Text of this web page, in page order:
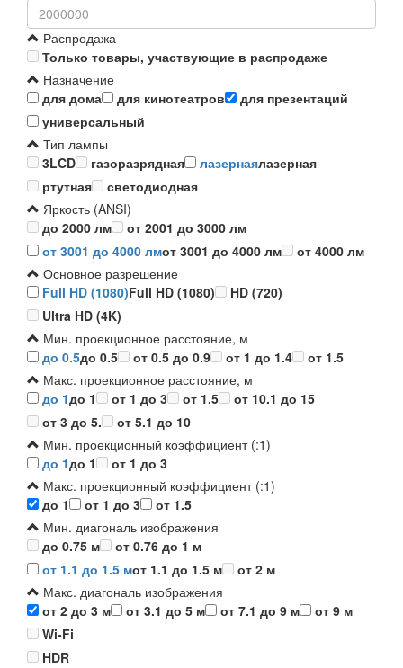
Распродажа
Только товары, участвующие в распродаже
Назначение
для дома
для кинотеатров
для презентаций
универсальный
Тип лампы
3LCD
газоразрядная лазернаялазерная
ртутная
светодиодная
Яркость (ANSI)
до 2000 лм
от 2001 до 3000 лм
от 3001 до 4000 лмот 3001 до 4000 лм
от 4000 лм
Основное разрешение
Full HD (1080)Full HD (1080)
HD (720)
Ultra HD (4K)
Мин. проекционное расстояние, м
до 0.5до 0.5 от 0.5 до 0.9 от 1 до 1.4
от 1.5
Макс. проекционное расстояние, м
до 1до 1 от 1 до 3 от 1.5
от 10.1 до 15
от 3 до 5.
от 5.1 до 10
Мин. проекционный коэффициент (:1)
до 1до 1
от 1 до 3
Макс. проекционный коэффициент (:1)
до 1
от 1 до 3
от 1.5
Мин. диагональ изображения
до 0.75 м
от 0.76 до 1 м
от 1.1 до 1.5 мот 1.1 до 1.5 м
от 2 м
Макс. диагональ изображения
от 2 до 3 м
от 3.1 до 5 м от 7.1 до 9 м
от 9 м
Wi-Fi
HDR